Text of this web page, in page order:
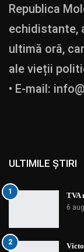
Republica
echidistante,
ultimă oră,
ale vieții
• E-mail:
ULTIMILE ȘTIRI
1 TVA
6
2